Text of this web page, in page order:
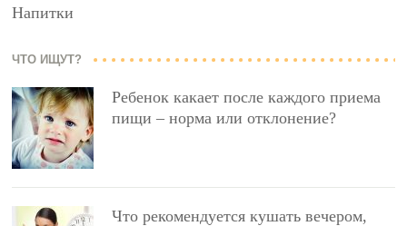
Напитки
ЧТО ИЩУТ?
Ребенок какает после каждого приема
пищи – норма или отклонение?
Что рекомендуется кушать вечером,